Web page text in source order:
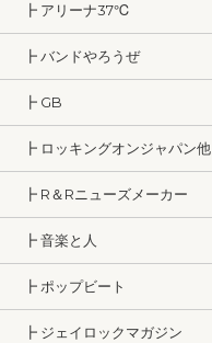
┣ アリーナ37℃
┣ バンドやろうぜ
┣ GB
┣ ロッキングオンジャパン他
┣ R＆Rニューズメーカー
┣ 音楽と人
┣ ポップビート
┣ ジェイロックマガジン